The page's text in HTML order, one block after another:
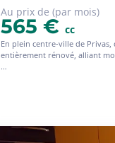
Au prix de (par mois)
565 €cc
En plein centre-ville de
entièrement rénové, alliant
Situé au 2ème étage, ce
emplacement privilégié, à
entièrement aménagée et